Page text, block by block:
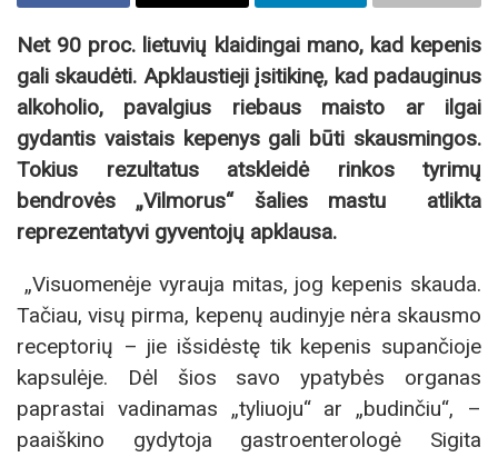
Net 90 proc. lietuvių klaidingai mano, kad kepenis
gali skaudėti. Apklaustieji įsitikinę, kad padauginus
alkoholio, pavalgius riebaus maisto ar ilgai
gydantis vaistais kepenys gali būti skausmingos.
Tokius rezultatus atskleidė rinkos tyrimų
bendrovės „Vilmorus“ šalies mastu atlikta
reprezentatyvi gyventojų apklausa.
„Visuomenėje vyrauja mitas, jog kepenis skauda.
Tačiau, visų pirma, kepenų audinyje nėra skausmo
receptorių – jie išsidėstę tik kepenis supančioje
kapsulėje. Dėl šios savo ypatybės organas
paprastai vadinamas „tyliuoju“ ar „budinčiu“, –
paaiškino gydytoja gastroenterologė Sigita